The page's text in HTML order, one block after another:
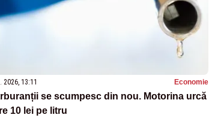
2026, 13:11 Economie
se scumpesc din nou. Motorina urcă
10 lei pe litru